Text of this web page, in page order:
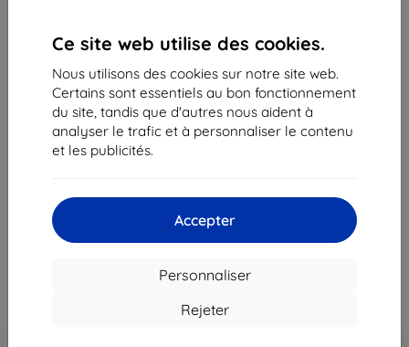
Ce site web utilise des cookies.
Nous utilisons des cookies sur notre site web.
Certains sont essentiels au bon fonctionnement
du site, tandis que d'autres nous aident à
analyser le trafic et à personnaliser le contenu
et les publicités.
Accepter
Personnaliser
Rejeter
Coque Case Samsung EF-NG980PB S20 G980 black
Adapté pour: Samsung Galaxy S20
46,90 €